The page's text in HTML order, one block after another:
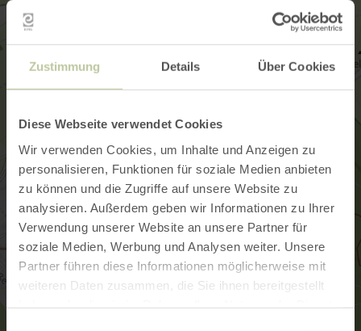
Zustimmung Details Über Cookies
Diese Webseite verwendet Cookies
Wir verwenden Cookies, um Inhalte und Anzeigen zu
personalisieren, Funktionen für soziale Medien anbieten
zu können und die Zugriffe auf unsere Website zu
analysieren. Außerdem geben wir Informationen zu Ihrer
Verwendung unserer Website an unsere Partner für
soziale Medien, Werbung und Analysen weiter. Unsere
Partner führen diese Informationen möglicherweise mit
weiteren Daten zusammen, die Sie ihnen bereitgestellt